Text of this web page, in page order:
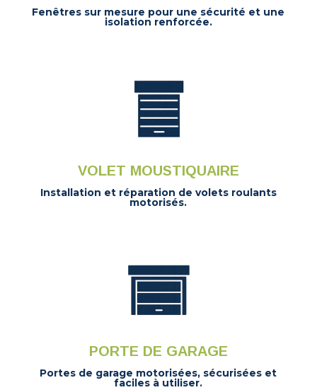
Fenêtres sur mesure pour une sécurité et une
isolation renforcée.
VOLET MOUSTIQUAIRE
Installation et réparation de volets roulants
motorisés.
PORTE DE GARAGE
Portes de garage motorisées, sécurisées et
faciles à utiliser.